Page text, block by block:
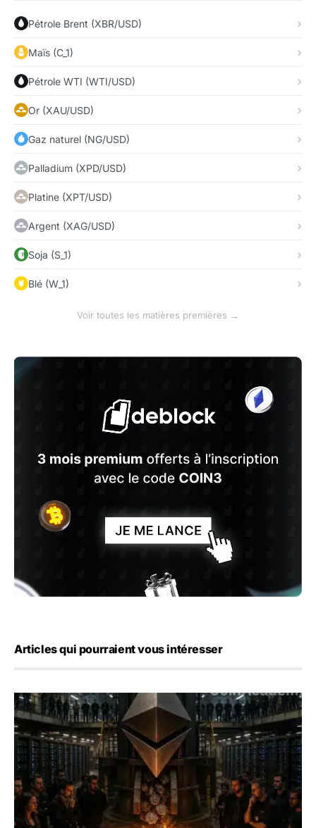
Pétrole Brent (XBR/USD)
Maïs (C_1)
Pétrole WTI (WTI/USD)
Or (XAU/USD)
Gaz naturel (NG/USD)
Palladium (XPD/USD)
Platine (XPT/USD)
Argent (XAG/USD)
Soja (S_1)
Blé (W_1)
Voir toutes les matières premières →
Articles qui pourraient vous intéresser
ETH : Ethereum veut brûler les récompenses des